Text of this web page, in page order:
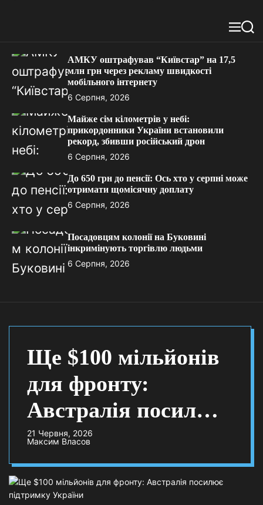
М
ю
П
АМКУ оштрафував “Київстар” на 17,5
млн грн через рекламу швидкості
мобільного інтернету
6 Серпня, 2026
Майже сім кілометрів у небі:
прикордонники України встановили
рекорд, збивши російський дрон
6 Серпня, 2026
До 650 грн до пенсії: Ось хто у серпні може
отримати щомісячну доплату
6 Серпня, 2026
Посадовцям колонії на Буковині
інкримінують торгівлю людьми
6 Серпня, 2026
Ще $100 мільйонів
для фронту:
Австралія посилює
підтримку України
21 Червня, 2026
Максим Власов